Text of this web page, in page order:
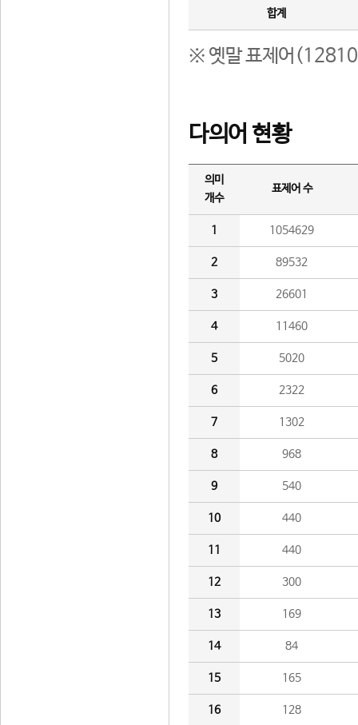
합계
※ 옛말 표제어(12810
다의어 현황
의미
개수
표제어 수
1 1054629
2 89532
3 26601
4 11460
5 5020
6 2322
7 1302
8 968
9 540
10 440
11 440
12 300
13 169
14 84
15 165
16 128